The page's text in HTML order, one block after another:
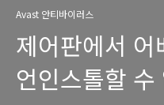
Avast 안티바이러스
제어판에서
언인스톨할